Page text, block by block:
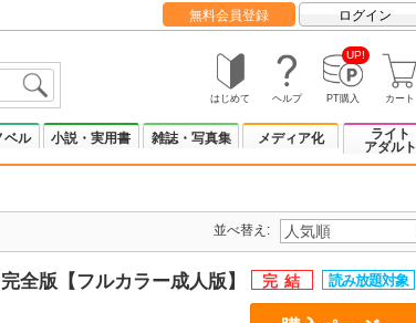
無料会員登録 ログイン
はじめて ヘルプ
UP!
PT購入 カート
ベル 小説・実用書 雑誌・写真集 メディア化
ライト
アダルト
並べ替え:
全版【フルカラー成人版】